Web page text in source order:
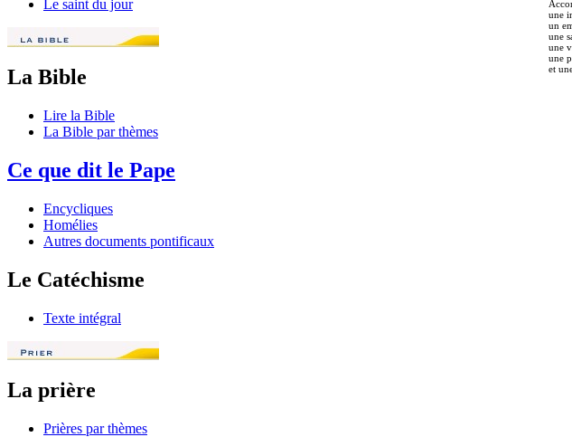
Le saint du jour
La Bible
Lire la Bible
La Bible par thèmes
Ce que dit le Pape
Encycliques
Homélies
Autres documents pontificaux
Le Catéchisme
Texte intégral
La prière
Prières par thèmes
une
un
une
une
une
et